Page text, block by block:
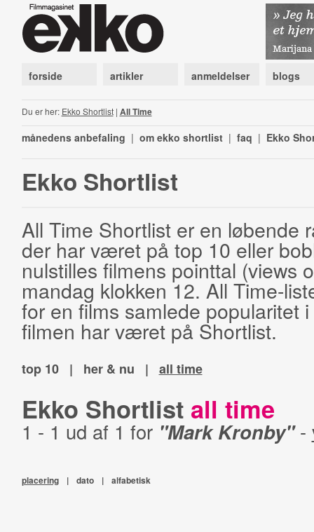
forside artikler anmeldelser blogs
Du er her: Ekko Shortlist| All Time
månedens anbefaling | om ekko shortlist | faq | Ekko
Ekko Shortlist
All Time Shortlist er en løbende
der har været på top 10 eller
nulstilles filmens pointtal (views
mandag klokken 12. All Time-
for en films samlede popularitet
filmen har været på Shortlist.
top 10 | her & nu | all time
Ekko Shortlist all time
1 - 1 ud af 1 for "Mark Kronby"-
placering | dato | alfabetisk